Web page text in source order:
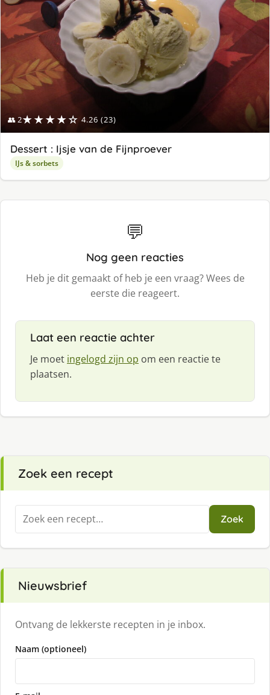
👥 2★★★★☆ 4.26 (23)
Dessert : Ijsje van de Fijnproever
IJs & sorbets
💬
Nog geen reacties
Heb je dit gemaakt of heb je een vraag? Wees de
eerste die reageert.
Laat een reactie achter
Je moet ingelogd zijn op om een reactie te
plaatsen.
Zoek een recept
Zoeken
naar:
Zoek
Nieuwsbrief
Ontvang de lekkerste recepten in je inbox.
Naam (optioneel)